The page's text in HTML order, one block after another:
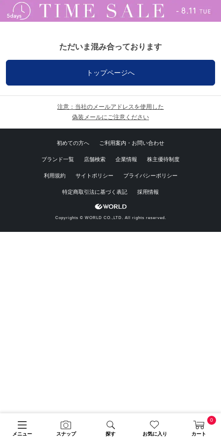
メニュー スナップ 探す お気に入り カート
0
ただいま混み合っております
トップページへ
注意：当社のメールアドレスを使用した
偽装メールにご注意ください
初めての方へ ご利用案内・お問い合わせ
ブランド一覧 店舗検索 企業情報 株主優待制度
利用規約 サイトポリシー プライバシーポリシー
特定商取引法に基づく表記 採用情報
Copyrights © WORLD CO.,LTD. All rights reserved.